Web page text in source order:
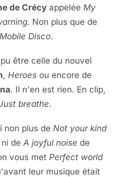
de Crécy appelée My
. Non plus que de
Disco.
être celle du nouvel
, Heroes ou encore de
. Il n'en est rien. En clip,
breathe.
non plus de Not your kind
ni de A joyful noise de
vous met Perfect world
leur musique était